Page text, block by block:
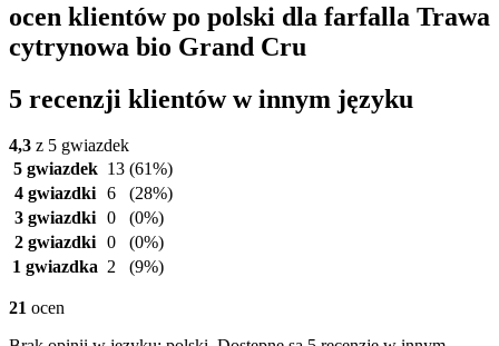
ocen klientów po polski dla farfalla Trawa
cytrynowa bio Grand Cru
5 recenzji klientów w innym języku
4,3 z 5 gwiazdek
5 gwiazdek 13 (61%)
4 gwiazdki 6
(28%)
3 gwiazdki 0
(0%)
2 gwiazdki 0
(0%)
1 gwiazdka 2 (9%)
21 ocen